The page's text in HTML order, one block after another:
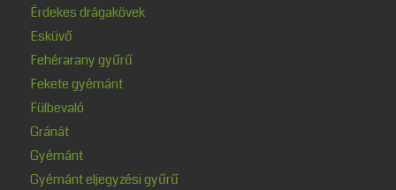
Érdekes drágakövek
Esküvő
Fehérarany gyűrű
Fekete gyémánt
Fülbevaló
Gránát
Gyémánt
Gyémánt eljegyzési gyűrű